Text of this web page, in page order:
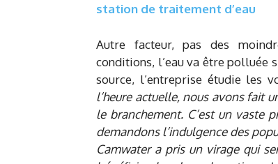
station de traitement d’eau
Autre facteur, pas des
conditions, l’eau va être polluée
source, l’entreprise étudie les
l’heure actuelle, nous avons fait
le branchement. C’est un vaste
demandons l’indulgence des
Camwater a pris un virage qui